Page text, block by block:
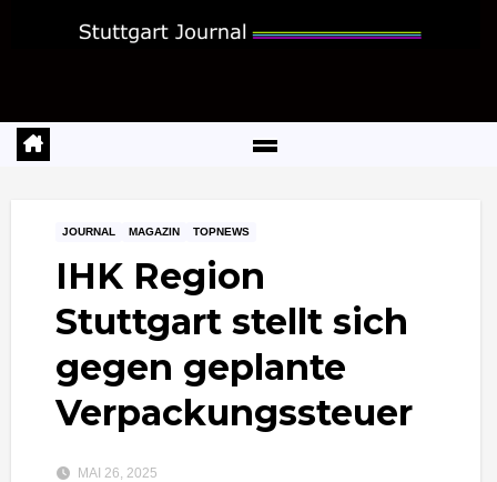
JOURNAL MAGAZIN TOPNEWS
IHK Region
Stuttgart stellt sich
gegen geplante
Verpackungssteuer
MAI 26, 2025